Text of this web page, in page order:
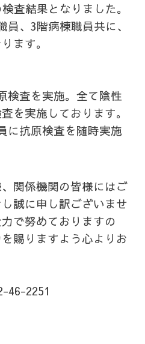
査結果となりました。
、3階病棟職員共に、
ます。
検査を実施。全て陰性
を実施しております。
に抗原検査を随時実施
関係機関の皆様にはご
誠に申し訳ございませ
で努めておりますの
賜りますよう心よりお
46-2251